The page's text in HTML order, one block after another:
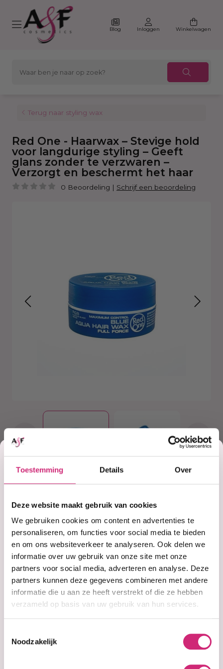
Toestemming Details Over
Deze website maakt gebruik van cookies
We gebruiken cookies om content en advertenties te
personaliseren, om functies voor social media te bieden
en om ons websiteverkeer te analyseren. Ook delen we
informatie over uw gebruik van onze site met onze
partners voor social media, adverteren en analyse. Deze
partners kunnen deze gegevens combineren met andere
informatie die u aan ze heeft verstrekt of die ze hebben
verzameld op basis van uw gebruik van hun services.
Noodzakelijk
Blog Inloggen Winkelwagen
Terug naar styling wax
Red One - Haarwax – Stevige hold
voor langdurige styling – Geeft
glans zonder te verzwaren –
Verzorgt en beschermt het haar
0 Beoordeling | Schrijf een beoordeling
€3,95
In winkelwagen
Op voorraad
Voor 15:00 besteld =morgen in huis
30 dagenbedenktijd
Uitgebreidecollectie
Korting
op je
eerste
bestelling